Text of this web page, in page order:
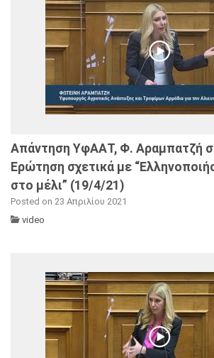
Απάντηση ΥφΑΑΤ, Φ. Αραμπατζή
Ερώτηση σχετικά με
στο μέλι” (19/4/21)
Posted on 23 Απριλίου 2021
video